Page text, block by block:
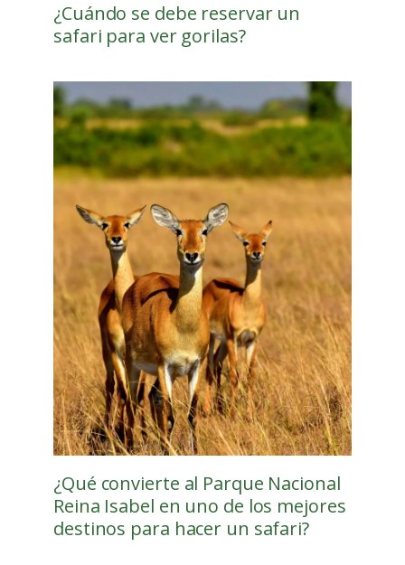
¿Cuándo se debe reservar un
safari para ver gorilas?
¿Qué convierte al Parque Nacional
Reina Isabel en uno de los mejores
destinos para hacer un safari?